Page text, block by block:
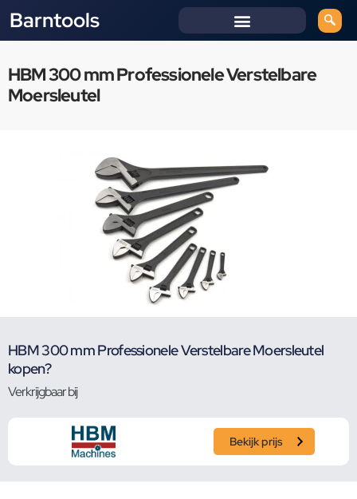
Barntools
HBM 300 mm Professionele Verstelbare
Moersleutel
HBM 300 mm Professionele Verstelbare Moersleutel
kopen?
Verkrijgbaar bij
Bekijk prijs